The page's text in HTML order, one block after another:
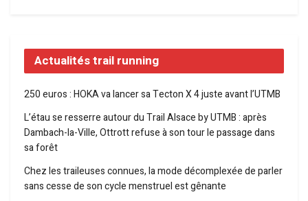
Actualités trail running
250 euros : HOKA va lancer sa Tecton X 4 juste avant l’UTMB
L’étau se resserre autour du Trail Alsace by UTMB : après
Dambach-la-Ville, Ottrott refuse à son tour le passage dans
sa forêt
Chez les traileuses connues, la mode décomplexée de parler
sans cesse de son cycle menstruel est gênante